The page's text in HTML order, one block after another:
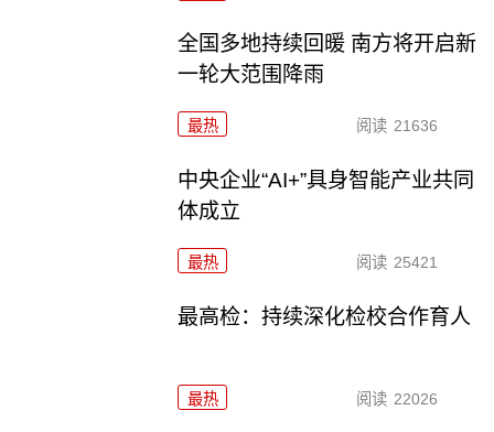
全国多地持续回暖 南方将开启新
一轮大范围降雨
最热 阅读 21636
中央企业“AI+”具身智能产业共同
体成立
最热 阅读 25421
最高检：持续深化检校合作育人
最热 阅读 22026